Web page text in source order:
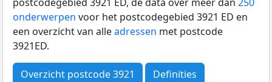
onderwerpen voor het postcodegebied 3921 ED en
een overzicht van alleadressen met postcode
3921ED.
Overzicht postcode 3921 Definities